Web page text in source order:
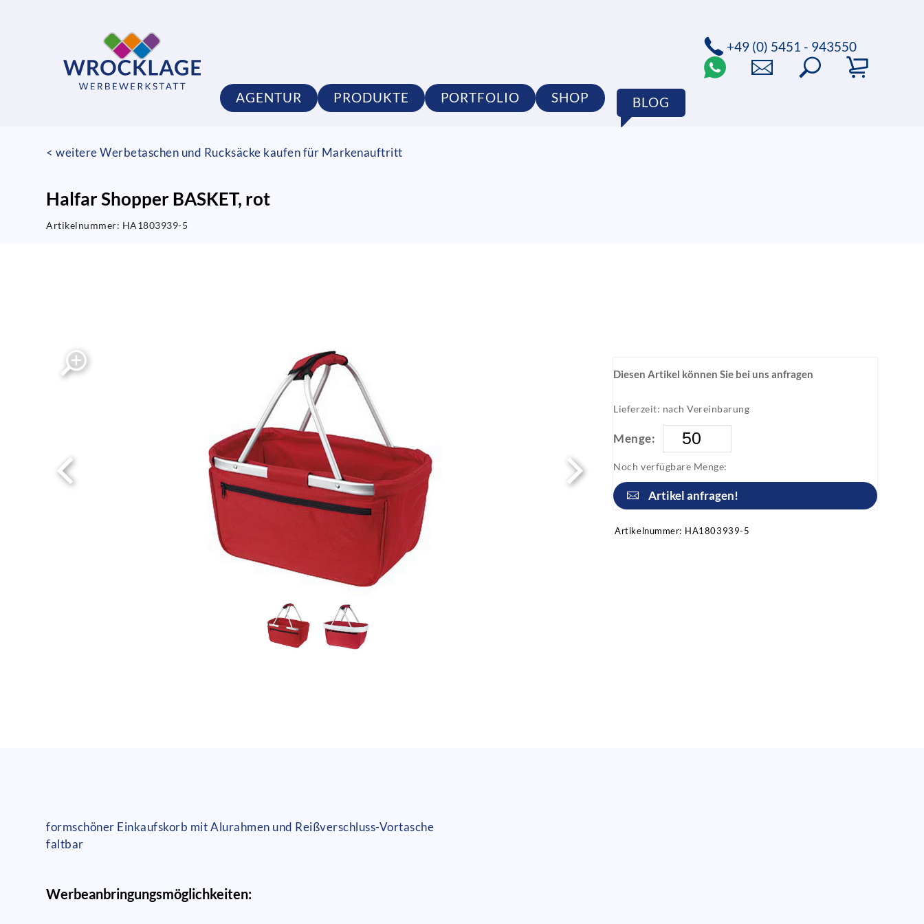
AGENTUR PRODUKTE PORTFOLIO SHOP BLOG
+49 (0) 5451 - 943550
< weitere Werbetaschen und Rucksäcke kaufen für Markenauftritt
Halfar Shopper BASKET, rot
Artikelnummer: HA1803939-5
Diesen Artikel können Sie bei uns anfragen
Lieferzeit: nach Vereinbarung
Menge:
Noch verfügbare Menge:
Artikel anfragen!
Artikelnummer: HA1803939-5
formschöner Einkaufskorb mit Alurahmen und Reißverschluss-Vortasche
faltbar
Werbeanbringungsmöglichkeiten: